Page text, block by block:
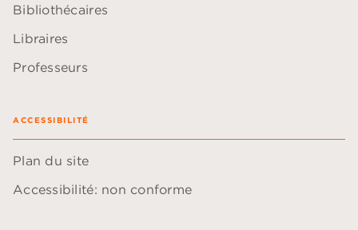
Bibliothécaires
Libraires
Professeurs
ACCESSIBILITÉ
Plan du site
Accessibilité: non conforme